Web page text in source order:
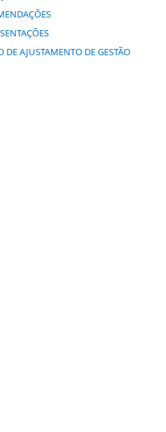
DE AJUSTAMENTO DE GESTÃO